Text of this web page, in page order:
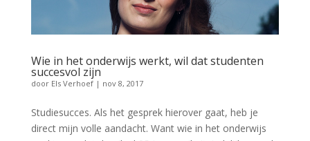
Wie in het onderwijs werkt, wil dat studenten
succesvol zijn
door Els Verhoef| nov 8, 2017
Studiesucces. Als het gesprek hierover gaat, heb je
direct mijn volle aandacht. Want wie in het onderwijs